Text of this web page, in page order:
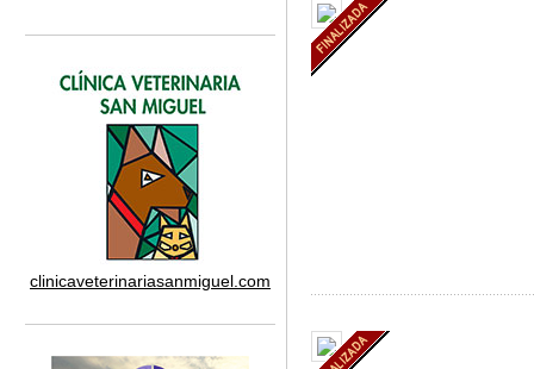
clinicaveterinariasanmiguel.com